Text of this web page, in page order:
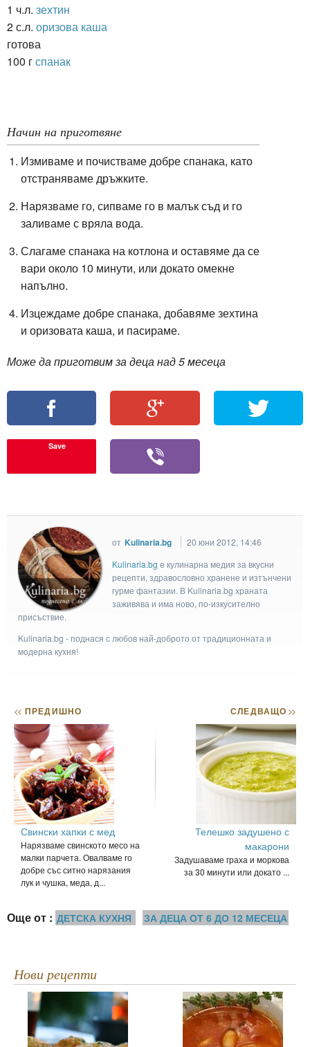
1 ч.л. зехтин
2 с.л. оризова каша
готова
100 гспанак
Начин на приготвяне
Измиваме и почистваме добре спанака, като
отстраняваме дръжките.
Нарязваме го, сипваме го в малък съд и го
заливаме с вряла вода.
Слагаме спанака на котлона и оставяме да се
вари около 10 минути, или докато омекне
напълно.
Изцеждаме добре спанака, добавяме зехтина
и оризовата каша, и пасираме.
Може да приготвим за деца над 5 месеца
Save
от Kulinaria.bg
20 юни 2012, 14:46
Kulinaria.bg e кулинарна медия за вкусни
рецепти, здравословно хранене и изтънчени
гурме фантазии. В Kulinaria.bg храната
заживява и има ново, по-изкусително
присъствие.
Kulinaria.bg - поднася с любов най-доброто от традиционната и
модерна кухня!
<< ПРЕДИШНО
Свински хапки с мед
Нарязваме свинското месо на
малки парчета. Овалваме го
добре със ситно нарязания
лук и чушка, меда, д...
СЛЕДВАЩО>>
Телешко задушено с
макарони
Задушаваме граха и моркова
за 30 минути или докато ...
Още от : ДЕТСКА КУХНЯ ЗА ДЕЦА ОТ 6 ДО 12 МЕСЕЦА
Нови рецепти